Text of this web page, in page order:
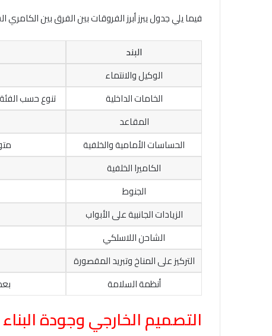
فيما يلي جدول يبرز أبرز الفروقات بين الفرق بين
البند
الوكيل والانتماء
الخامات الداخلية
تنوع حسب
المقاعد
الحساسات الأمامية والخلفية
الكاميرا الخلفية
الجنوط
الزيادات الجانبية على الأبواب
الشاحن اللاسلكي
التركيز على المناخ وتبريد المقصورة
أنظمة السلامة
التصميم الخارجي وجودة البناء